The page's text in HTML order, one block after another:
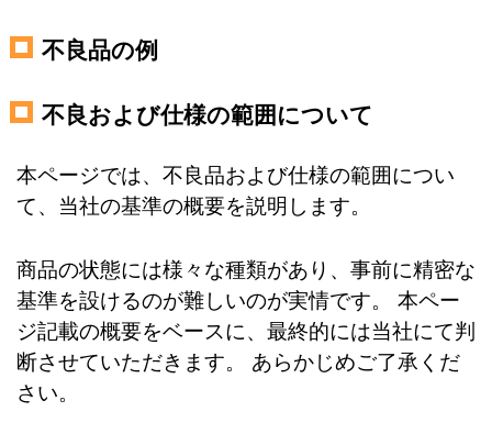
不良品の例
不良および仕様の範囲について
本ページでは、不良品および仕様の範囲につい
て、当社の基準の概要を説明します。
商品の状態には様々な種類があり、事前に精密な
基準を設けるのが難しいのが実情です。 本ペー
ジ記載の概要をベースに、最終的には当社にて判
断させていただきます。 あらかじめご了承くだ
さい。